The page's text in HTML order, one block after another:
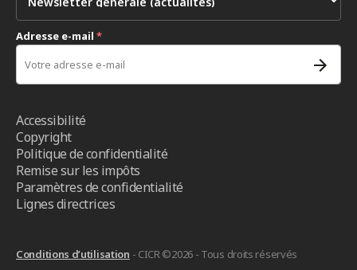
Adresse e-mail *
Accessibilité
Copyright
Politique de confidentialité
Remise sur les impôts
Paramètres de confidentialité
Lignes directrices
Conditions d’utilisation - CICR ©2026 - Tous droits réservés